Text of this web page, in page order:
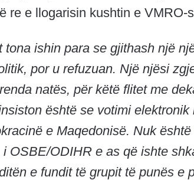
re e llogarisin kushtin e
tona ishin para se gjithash një
por u refuzuan. Një njësi
natës, për këtë flitet me
është se votimi
e Maqedonisë. Nuk
i OSBE/ODIHR e as që ishte
e fundit të grupit të punës e